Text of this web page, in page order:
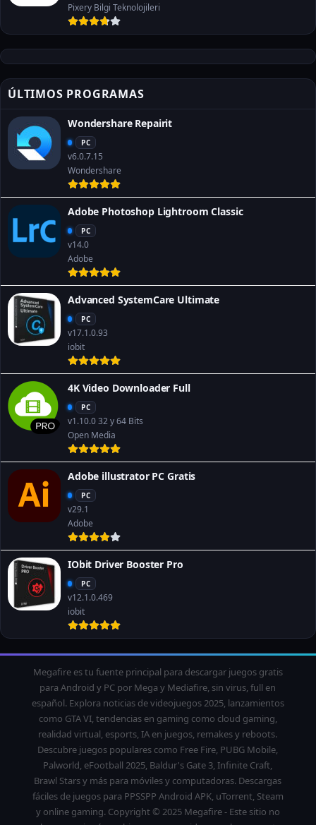
Pixery Bilgi Teknolojileri
ÚLTIMOS PROGRAMAS
Wondershare Repairit
PC
v6.0.7.15
Wondershare
Adobe Photoshop Lightroom Classic
PC
v14.0
Adobe
Advanced SystemCare Ultimate
PC
v17.1.0.93
iobit
4K Video Downloader Full
PC
v1.10.0 32 y 64 Bits
Open Media
Adobe illustrator PC Gratis
PC
v29.1
Adobe
IObit Driver Booster Pro
PC
v12.1.0.469
iobit
Megafire es tu fuente principal para descargar juegos gratis
para Android y PC por Mega y Mediafire, sin virus, full en
español. Explora noticias de videojuegos 2025, lanzamientos
como GTA VI, tendencias en gaming como cloud gaming,
realidad virtual, esports, IA en juegos, remakes y reboots.
Descubre juegos populares como Free Fire, PUBG Mobile,
Palworld, eFootball 2025, Baldur's Gate 3, Infinite Craft,
Brawl Stars y más para móviles y computadoras. Descargas
fáciles de juegos para PPSSPP Android APK, uTorrent, Steam
y online gaming. Copyright © 2025 Megafire - Este sitio no